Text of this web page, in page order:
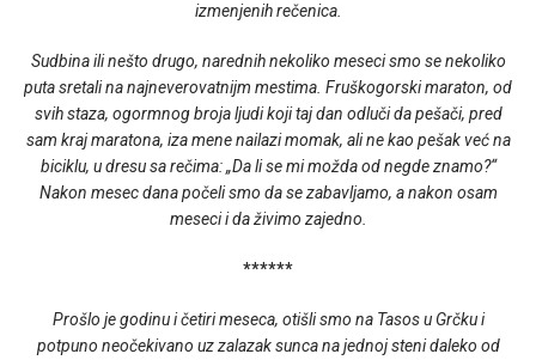
izmenjenih rečenica.
Sudbina ili nešto drugo, narednih nekoliko meseci smo se nekoliko
puta sretali na najneverovatnijm mestima. Fruškogorski maraton, od
svih staza, ogormnog broja ljudi koji taj dan odluči da pešači, pred
sam kraj maratona, iza mene nailazi momak, ali ne kao pešak već na
biciklu, u dresu sa rečima: „Da li se mi možda od negde znamo?“
Nakon mesec dana počeli smo da se zabavljamo, a nakon osam
meseci i da živimo zajedno.
******
Prošlo je godinu i četiri meseca, otišli smo na Tasos u Grčku i
potpuno neočekivano uz zalazak sunca na jednoj steni daleko od